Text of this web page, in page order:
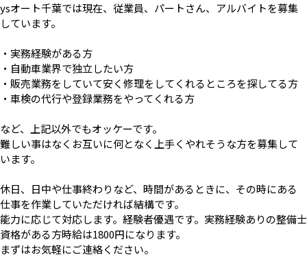
ysオート千葉では現在、従業員、パートさん、アルバイトを募集
しています。
・実務経験がある方
・自動車業界で独立したい方
・販売業務をしていて安く修理をしてくれるところを探してる方
・車検の代行や登録業務をやってくれる方
など、上記以外でもオッケーです。
難しい事はなくお互いに何となく上手くやれそうな方を募集して
います。
休日、日中や仕事終わりなど、時間があるときに、その時にある
仕事を作業していただければ結構です。
能力に応じて対応します。経験者優遇です。実務経験ありの整備士
資格がある方時給は1800円になります。
まずはお気軽にご連絡ください。